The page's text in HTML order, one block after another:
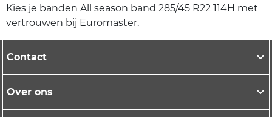
Kies je banden All season band 285/45 R22 114H met
vertrouwen bij Euromaster.
Contact
Over ons